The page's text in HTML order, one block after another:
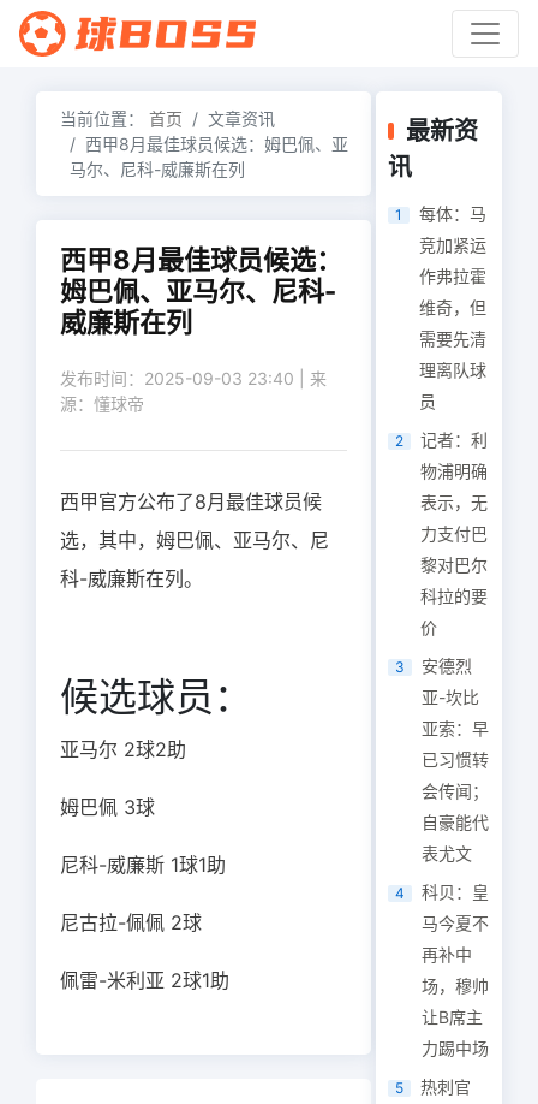
当前位置： 首页
文章资讯
西甲8月最佳球员候选：姆巴佩、亚
马尔、尼科-威廉斯在列
西甲8月最佳球员候选：
姆巴佩、亚马尔、尼科-
威廉斯在列
发布时间：2025-09-03 23:40 | 来
源：懂球帝
西甲官方公布了8月最佳球员候
选，其中，姆巴佩、亚马尔、尼
科-威廉斯在列。
候选球员：
亚马尔 2球2助
姆巴佩 3球
尼科-威廉斯 1球1助
尼古拉-佩佩 2球
佩雷-米利亚 2球1助
最新资
讯
1
每体：马
竞加紧运
作弗拉霍
维奇，但
需要先清
理离队球
员
2
记者：利
物浦明确
表示，无
力支付巴
黎对巴尔
科拉的要
价
3
安德烈
亚-坎比
亚索：早
已习惯转
会传闻；
自豪能代
表尤文
4
科贝：皇
马今夏不
再补中
场，穆帅
让B席主
力踢中场
5
热刺官